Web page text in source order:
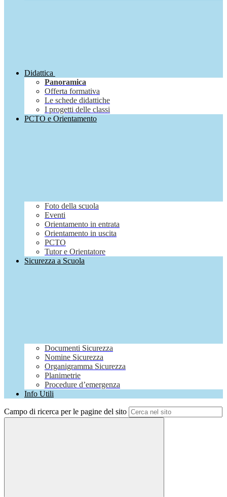
Didattica
Panoramica
Offerta formativa
Le schede didattiche
I progetti delle classi
PCTO e Orientamento
Foto della scuola
Eventi
Orientamento in entrata
Orientamento in uscita
PCTO
Tutor e Orientatore
Sicurezza a Scuola
Documenti Sicurezza
Nomine Sicurezza
Organigramma Sicurezza
Planimetrie
Procedure d’emergenza
Info Utili
Campo di ricerca per le pagine del sito